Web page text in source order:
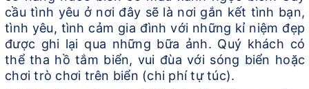
cầu tình yêu ở nơi đây sẽ là nơi gắn kết tình bạn,
tình yêu, tình cảm gia đình với những kỉ niệm đẹp
được ghi lại qua những bữa ảnh. Quý khách có
thể tha hồ tắm biển, vui đùa với sóng biển hoặc
chơi trò chơi trên biển (chi phí tự túc).